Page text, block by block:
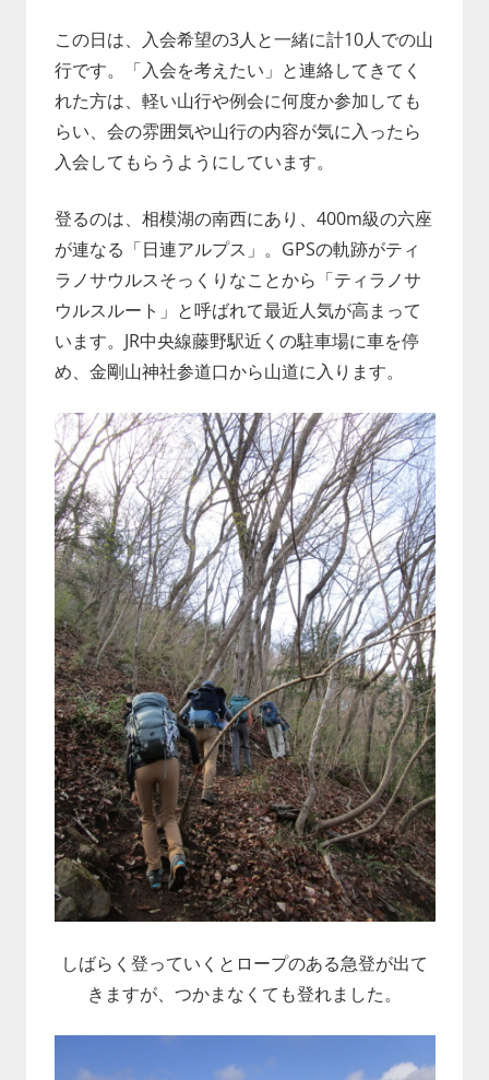
この日は、入会希望の3人と一緒に計10人での山
行です。「入会を考えたい」と連絡してきてく
れた方は、軽い山行や例会に何度か参加しても
らい、会の雰囲気や山行の内容が気に入ったら
入会してもらうようにしています。
登るのは、相模湖の南西にあり、400m級の六座
が連なる「日連アルプス」。GPSの軌跡がティ
ラノサウルスそっくりなことから「ティラノサ
ウルスルート」と呼ばれて最近人気が高まって
います。JR中央線藤野駅近くの駐車場に車を停
め、金剛山神社参道口から山道に入ります。
しばらく登っていくとロープのある急登が出て
きますが、つかまなくても登れました。